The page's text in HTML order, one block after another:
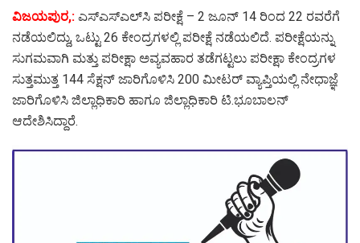
ವಿಜಯಪುರ,: ಎಸ್‌ಎಸ್ಎಲ್‌ಸಿ ಪರೀಕ್ಷೆ – 2 ಜೂನ್ 14 ರಿಂದ 22 ರವರೆಗೆ
ನಡೆಯಲಿದ್ದು, ಒಟ್ಟು 26 ಕೇಂದ್ರಗಳಲ್ಲಿ ಪರೀಕ್ಷೆ ನಡೆಯಲಿದೆ. ಪರೀಕ್ಷೆಯನ್ನು
ಸುಗಮವಾಗಿ ಮತ್ತು ಪರೀಕ್ಷಾ ಅವ್ಯವಹಾರ ತಡೆಗಟ್ಟಲು ಪರೀಕ್ಷಾ ಕೇಂದ್ರಗಳ
ಸುತ್ತಮುತ್ತ 144 ಸೆಕ್ಷನ್ ಜಾರಿಗೊಳಿಸಿ 200 ಮೀಟರ್ ವ್ಯಾಪ್ತಿಯಲ್ಲಿ ನೇಧಾಜ್ಞೆ
ಜಾರಿಗೊಳಿಸಿ ಜಿಲ್ಲಾಧಿಕಾರಿ ಹಾಗೂ ಜಿಲ್ಲಾಧಿಕಾರಿ ಟಿ.ಭೂಬಾಲನ್
ಆದೇಶಿಸಿದ್ದಾರೆ.